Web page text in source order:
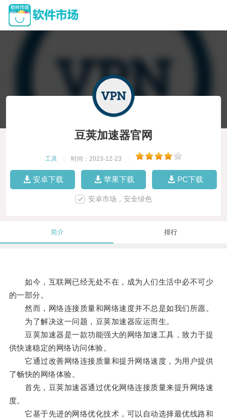
豆荚加速器官网
工具 时间：2023-12-23
安卓下载 苹果下载 PC下载
安卓市场，安全绿色
简介 排行
如今，互联网已经无处不在，成为人们生活中必不可少
的一部分。
然而，网络连接质量和网络速度并不总是如我们所愿。
为了解决这一问题，豆荚加速器应运而生。
豆荚加速器是一款功能强大的网络加速工具，致力于提
供快速稳定的网络访问体验。
它通过改善网络连接质量和提升网络速度，为用户提供
了畅快的网络体验。
首先，豆荚加速器通过优化网络连接质量来提升网络速
度。
它基于先进的网络优化技术，可以自动选择最优线路和